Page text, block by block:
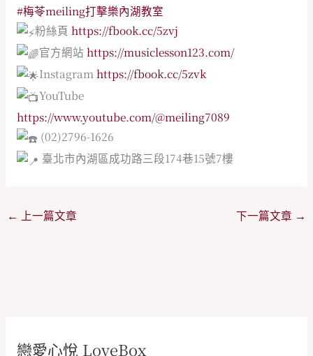
#梅苓meiling打擊樂內湖教室
粉絲頁 https://fbook.cc/5zvj
官方網站 https://musiclesson123.com/
Instagramhttps://fbook.cc/5zvk
YouTube
https://www.youtube.com/@meiling7089
(02)2796-1626
臺北市內湖區成功路三段174巷15號7樓
← 上一篇文章 下一篇文章 →
戀愛心悅 LoveBox